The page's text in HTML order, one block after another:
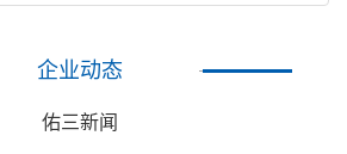
企业动态
佑三新闻